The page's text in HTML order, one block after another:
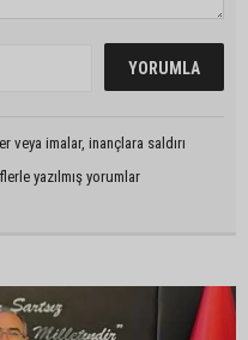
imalar, inançlara saldırı
yazılmış yorumlar